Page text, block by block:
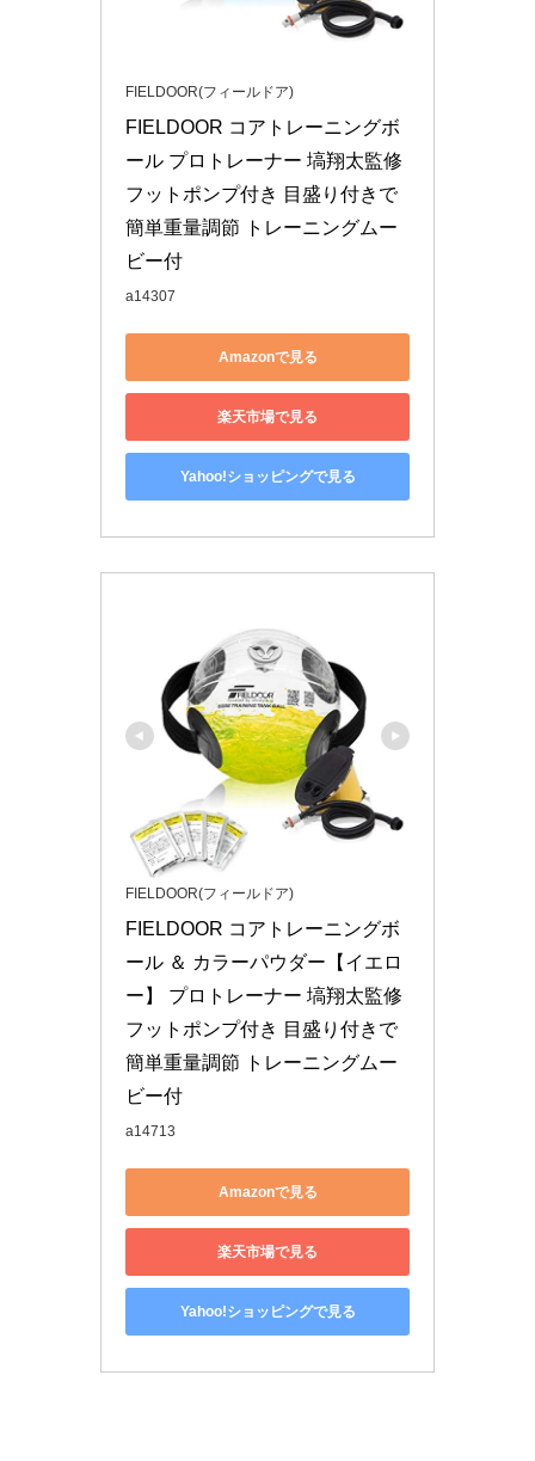
FIELDOOR(フィールドア)
FIELDOOR コアトレーニングボ
ール プロトレーナー 塙翔太監修
フットポンプ付き 目盛り付きで
簡単重量調節 トレーニングムー
ビー付
a14307
Amazonで見る
楽天市場で見る
Yahoo!ショッピングで見る
FIELDOOR(フィールドア)
FIELDOOR コアトレーニングボ
ール ＆ カラーパウダー【イエロ
ー】 プロトレーナー 塙翔太監修
フットポンプ付き 目盛り付きで
簡単重量調節 トレーニングムー
ビー付
a14713
Amazonで見る
楽天市場で見る
Yahoo!ショッピングで見る